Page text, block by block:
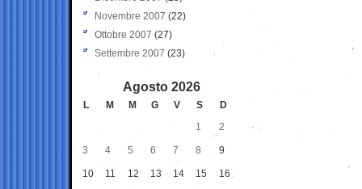
Novembre 2007 (22)
Ottobre 2007 (27)
Settembre 2007 (23)
Agosto 2026
L M M G V S
D
1
2
3 4 5 6 7 8 9
10 11 12 13 14 15 16